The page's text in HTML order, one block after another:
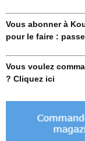
Vous abonner à
pour le faire :
Vous voulez
? Cliquez ici